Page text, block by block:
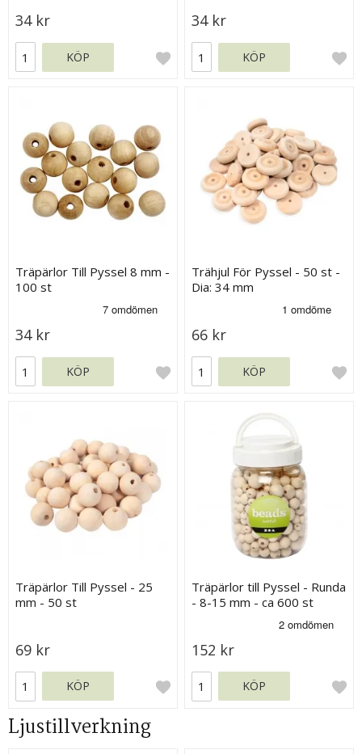
34 kr
KÖP
34 kr
KÖP
Träpärlor Till Pyssel 8 mm -
100 st
34 kr
KÖP
Trähjul För Pyssel - 50 st -
Dia: 34 mm
66 kr
KÖP
Träpärlor Till Pyssel - 25
mm - 50 st
69 kr
KÖP
Träpärlor till Pyssel - Runda
- 8-15 mm - ca 600 st
152 kr
KÖP
Ljustillverkning